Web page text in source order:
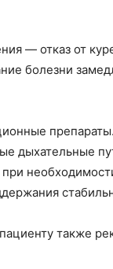
— отказ от
болезни
дыхательные
также